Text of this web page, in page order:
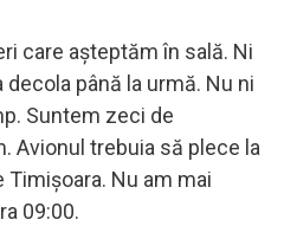
care așteptăm în sală. Ni
până la urmă. Nu ni
Suntem zeci de
Avionul trebuia să plece la
Nu am mai
09:00.